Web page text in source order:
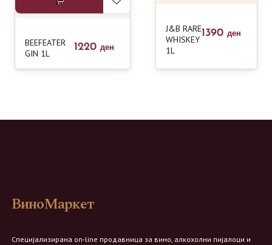
BEEFEATER
GIN 1L
1220 ден
J&B RARE
WHISKEY
1L
1390 ден
ВиноМаркет
Специјализирана on-line продавница за вино, алкохолни пијалоци и